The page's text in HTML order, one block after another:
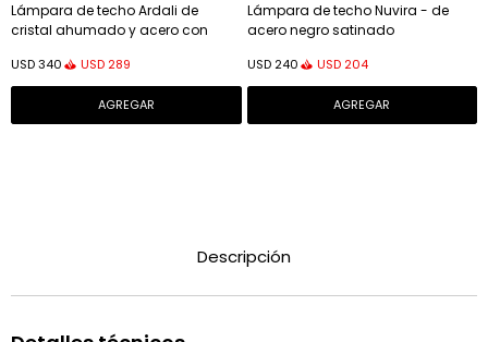
Lámpara de techo Ardali de
cristal ahumado y acero con
USD340 USD 289
Lámpara de techo Nuvira - de
acero negro satinado
USD 240 USD 204
Descripción